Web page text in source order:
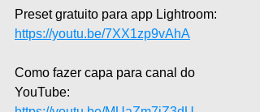
Preset gratuito para app Lightroom:
https://youtu.be/7XX1zp9vAhA
Como fazer capa para canal do
YouTube: